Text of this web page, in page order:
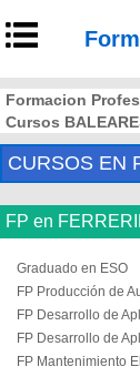
Formacion
Cursos
CURSOS EN
FP en
Graduado en ESO
FP Producción de
FP Desarrollo de
FP Desarrollo de
FP Mantenimiento